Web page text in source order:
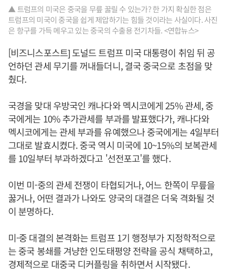
▲ 트럼프의 미국은 중국을 무릎 꿇릴 수 있는가? 한 가지 확실한 점은
트럼프의 미국이 중국을 쉽게 제압하기는 힘들 것이라는 사실이다. 사진
은 항구를 가득 메우고 있는 중국의 수출용 전기차들. <연합뉴스>
[비즈니스포스트] 도널드 트럼프 미국 대통령이 취임 뒤 공
언하던 관세 무기를 꺼내들더니, 결국 중국으로 초점을 맞
췄다.
국경을 맞대 우방국인 캐나다와 멕시코에게 25% 관세, 중
국에게는 10% 추가관세를 부과를 발표했다가, 캐나다와
멕시코에게는 관세 부과를 유예했으나 중국에게는 4일부터
그대로 발효시켰다. 중국 역시 미국에 10~15%의 보복관세
를 10일부터 부과하겠다고 '선전포고'를 했다.
이번 미-중의 관세 전쟁이 타협되거나, 어느 한쪽이 무릎을
꿇거나, 어떤 결과가 나와도 양국의 대결은 더욱 격화될 것
이 분명하다.
미-중 대결의 본격화는 트럼프 1기 행정부가 지정학적으로
는 중국 봉쇄를 겨냥한 인도태평양 전략을 공식 채택하고,
경제적으로 대중국 디커플링을 취하면서 시작됐다.